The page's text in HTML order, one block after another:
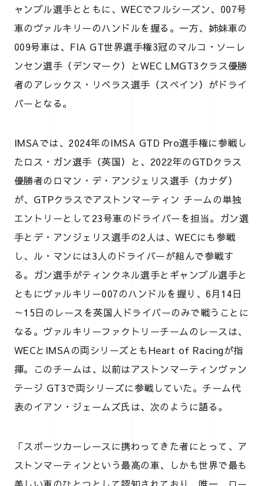
ャンブル選手とともに、WECでフルシーズン、007号
車のヴァルキリーのハンドルを握る。一方、姉妹車の
009号車は、FIA GT世界選手権3冠のマルコ・ソーレ
ンセン選手（デンマーク）とWEC LMGT3クラス優勝
者のアレックス・リベラス選手（スペイン）がドライ
バーとなる。
IMSAでは、2024年のIMSA GTD Pro選手権に参戦し
たロス・ガン選手（英国）と、2022年のGTDクラス
優勝者のロマン・デ・アンジェリス選手（カナダ）
が、GTPクラスでアストンマーティン チームの単独
エントリーとして23号車のドライバーを担当。ガン選
手とデ・アンジェリス選手の2人は、WECにも参戦
し、ル・マンには3人のドライバーが組んで参戦す
る。ガン選手がティンクネル選手とギャンブル選手と
ともにヴァルキリー007のハンドルを握り、6月14日
～15日のレースを英国人ドライバーのみで戦うことに
なる。ヴァルキリーファクトリーチームのレースは、
WECとIMSAの両シリーズともHeart of Racingが指
揮。このチームは、以前はアストンマーティンヴァン
テージ GT3で両シリーズに参戦していた。チーム代
表のイアン・ジェームズ氏は、次のように語る。
「スポーツカーレースに携わってきた者にとって、ア
ストンマーティンという最高の車、しかも世界で最も